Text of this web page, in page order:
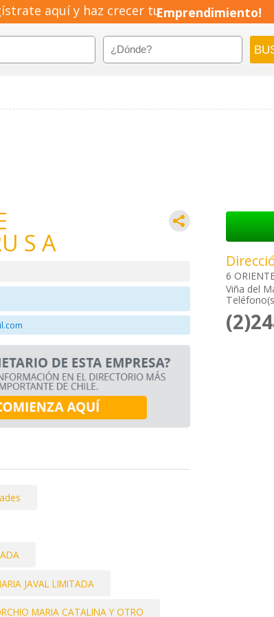
aquí y haz crecer tuEmprendimiento!
S A
JAVAL LIMITADA
MARIA CATALINA Y OTRO
6
Viña del